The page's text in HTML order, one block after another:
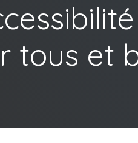
tous et